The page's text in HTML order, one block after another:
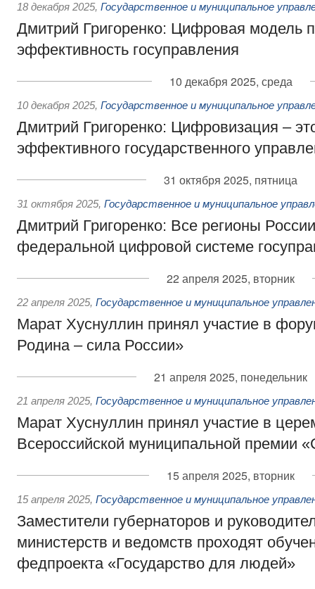
18 декабря 2025, Государственное и муниципальное
Дмитрий Григоренко: Цифровая модель
эффективность госуправления
10 декабря 2025, среда
10 декабря 2025, Государственное и муниципальное
Дмитрий Григоренко: Цифровизация –
эффективного государственного
31 октября 2025, пятница
31 октября 2025, Государственное и муниципальное
Дмитрий Григоренко: Все регионы
федеральной цифровой системе
22 апреля 2025, вторник
22 апреля 2025, Государственное и муниципальное
Марат Хуснуллин принял участие в
Родина – сила России»
21 апреля 2025, понедельник
21 апреля 2025, Государственное и муниципальное
Марат Хуснуллин принял участие в
Всероссийской муниципальной премии
15 апреля 2025, вторник
15 апреля 2025, Государственное и муниципальное
Заместители губернаторов и
министерств и ведомств проходят
федпроекта «Государство для людей»